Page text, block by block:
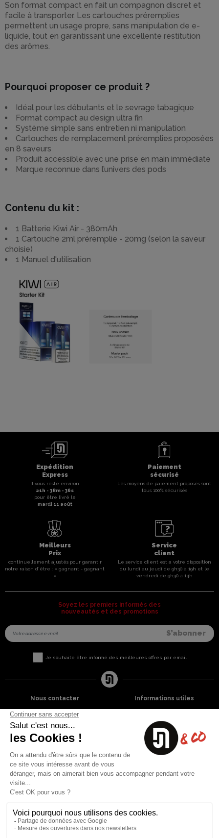
Son format compact en fait un compagnon discret et
facile à transporter. Les cartouches préremplies
permettent un usage propre, sans manipulation de e-
liquide, tout en garantissant une excellente restitution
des arômes.
Pourquoi proposer ce produit ?
Idéal pour les débutants et le sevrage tabagique
Format compact au design ultra fin
Système simple sans entretien ni manipulation
Cartouches de remplacement préremplies proposées
en 8 saveurs
Produit accessible avec une prise en main immédiate
Marque reconnue dans l’univers des pods
Contenu du kit :
1 Batterie Kiwi Air - 380mAh
1 Cartouche 2ml préremplie - 20mg (selon la saveur
choisie)
1 Manuel d'utilisation
Expédition
Express
Il vous reste environ
21h - 38m - 35s
pour être livré le
mardi 11 août
Paiement
sécurisé
Les moyens de paiement proposés sont
tous 100% sécurisés
Meilleurs
Prix
continuellement ajustés pour garantir
notre raison d'être : « gagnant - gagnant
»
Service
client
Le service client est a votre disposition
du lundi au jeudi de 9h30 à 19h et le
vendredi de 9h30 à 14h
Soyez les premiers informés des
nouveautés et des promotions
Je souhaite être informé des meilleures offres par email
Nous contacter
8 rue du capitaine Jean Croisa
13009 Marseille
+33 (0)4 91 07 41 16
Facebook Instagram
Informations utiles
Garantie satisfaction
Paiement sécurisé
Plan du site
Blog
Nos produits
Meilleures ventes
Liste des marques
Fiches de sécurité
A propos
Contactez-nous